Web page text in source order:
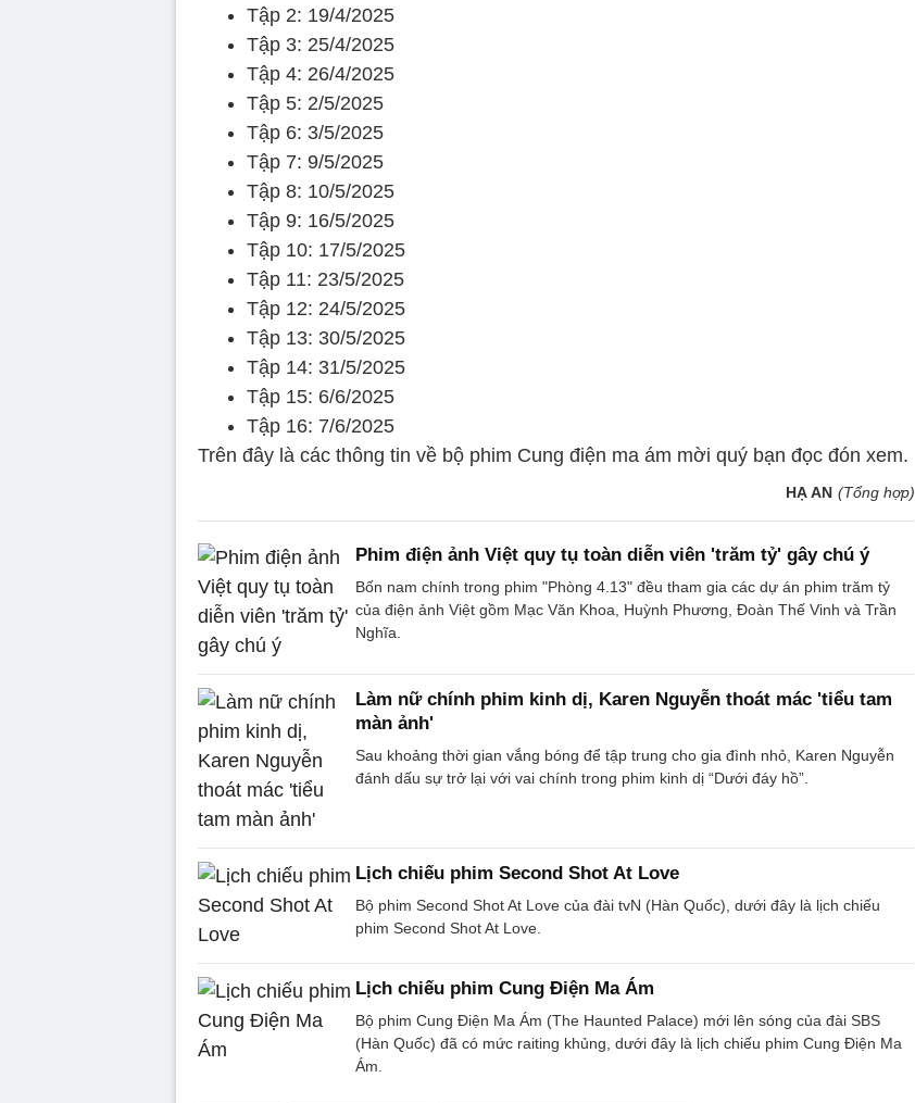
Tập 2: 19/4/2025
Tập 3: 25/4/2025
Tập 4: 26/4/2025
Tập 5: 2/5/2025
Tập 6: 3/5/2025
Tập 7: 9/5/2025
Tập 8: 10/5/2025
Tập 9: 16/5/2025
Tập 10: 17/5/2025
Tập 11: 23/5/2025
Tập 12: 24/5/2025
Tập 13: 30/5/2025
Tập 14: 31/5/2025
Tập 15: 6/6/2025
Tập 16: 7/6/2025
Trên đây là các thông tin về bộ phim Cung điện ma ám mời quý bạn đọc đón xem.
HẠ AN (Tổng hợp)
Phim điện ảnh Việt quy tụ toàn diễn viên 'trăm tỷ' gây chú ý
Bốn nam chính trong phim "Phòng 4.13" đều tham gia các dự án phim trăm tỷ
của điện ảnh Việt gồm Mạc Văn Khoa, Huỳnh Phương, Đoàn Thế Vinh và Trần
Nghĩa.
Làm nữ chính phim kinh dị, Karen Nguyễn thoát mác 'tiểu tam
màn ảnh'
Sau khoảng thời gian vắng bóng để tập trung cho gia đình nhỏ, Karen Nguyễn
đánh dấu sự trở lại với vai chính trong phim kinh dị “Dưới đáy hồ”.
Lịch chiếu phim Second Shot At Love
Bộ phim Second Shot At Love của đài tvN (Hàn Quốc), dưới đây là lịch chiếu
phim Second Shot At Love.
Lịch chiếu phim Cung Điện Ma Ám
Bộ phim Cung Điện Ma Ám (The Haunted Palace) mới lên sóng của đài SBS
(Hàn Quốc) đã có mức raiting khủng, dưới đây là lịch chiếu phim Cung Điện Ma
Ám.